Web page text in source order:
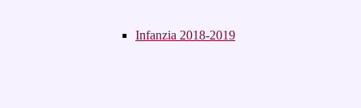
Infanzia 2018-2019